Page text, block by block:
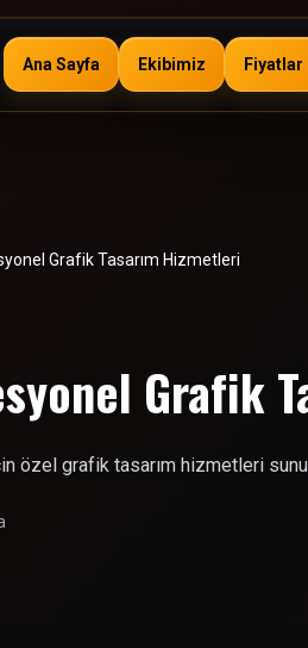
Ana Sayfa Ekibimiz Fiyatlar
Grafik Tasarım Hizmetleri
Grafik
özel grafik tasarım hizmetleri